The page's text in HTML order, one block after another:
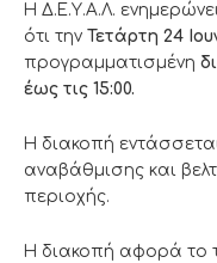
Η Δ.Ε.Υ.Α.Λ.
ότι την Τετάρτη 24
προγραμματισμένη
έως τις 15:00.
Η διακοπή
αναβάθμισης και
περιοχής.
Η διακοπή αφορά το